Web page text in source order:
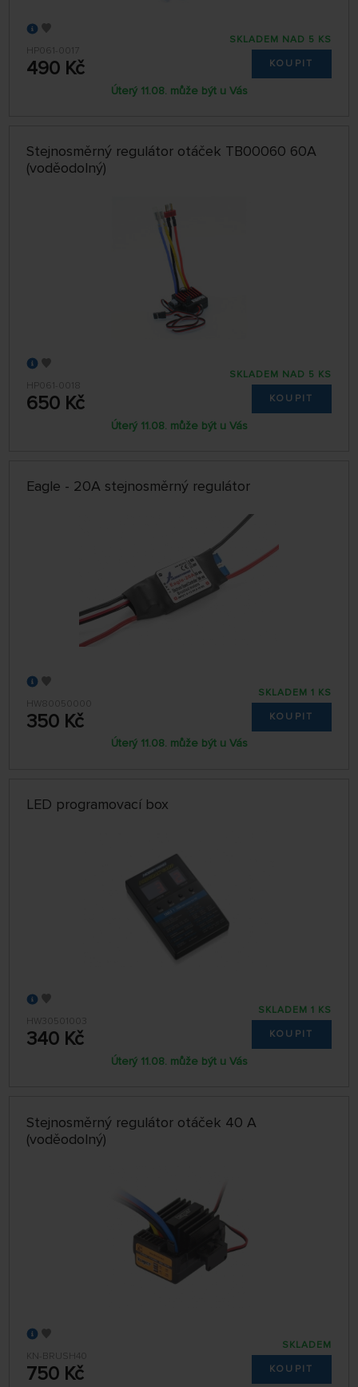
HP061-0017
490 Kč
SKLADEM NAD 5 KS
KOUPIT
Úterý 11.08. může být u Vás
Stejnosměrný regulátor otáček TB00060 60A
(voděodolný)
HP061-0018
650 Kč
SKLADEM NAD 5 KS
KOUPIT
Úterý 11.08. může být u Vás
Eagle - 20A stejnosměrný regulátor
HW80050000
350 Kč
SKLADEM 1 KS
KOUPIT
Úterý 11.08. může být u Vás
LED programovací box
HW30501003
340 Kč
SKLADEM 1 KS
KOUPIT
Úterý 11.08. může být u Vás
Stejnosměrný regulátor otáček 40 A
(voděodolný)
KN-BRUSH40
750 Kč
SKLADEM
KOUPIT